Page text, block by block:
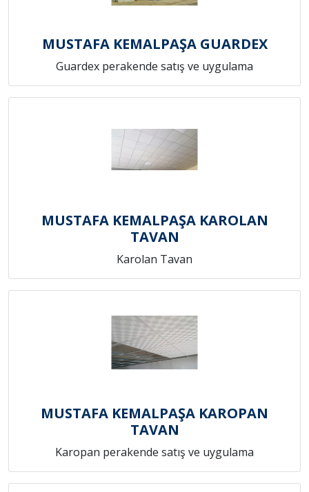
MUSTAFA KEMALPAŞA GUARDEX
Guardex perakende satış ve uygulama
MUSTAFA KEMALPAŞA KAROLAN
TAVAN
Karolan Tavan
MUSTAFA KEMALPAŞA KAROPAN
TAVAN
Karopan perakende satış ve uygulama